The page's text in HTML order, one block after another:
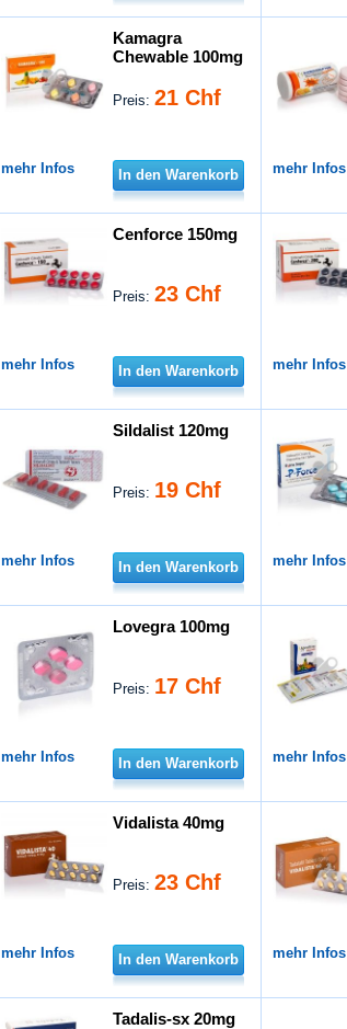
Kamagra
Chewable 100mg
Preis:21 Chf
mehr Infos In den Warenkorb mehr Infos
Cenforce 150mg
Preis:23 Chf
mehr Infos In den Warenkorb mehr Infos
Sildalist 120mg
Preis: 19 Chf
mehr Infos In den Warenkorb mehr Infos
Lovegra 100mg
Preis: 17 Chf
mehr Infos In den Warenkorb mehr Infos
Vidalista 40mg
Preis:23 Chf
mehr Infos In den Warenkorb mehr Infos
Tadalis-sx 20mg